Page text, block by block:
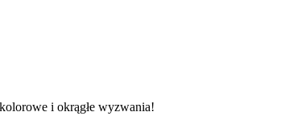
i okrągłe wyzwania!